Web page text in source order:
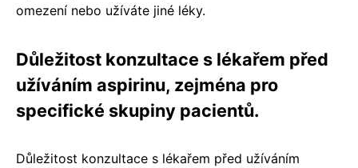
omezení nebo užíváte jiné léky.
Důležitost konzultace s lékařem před
užíváním aspirinu, zejména pro
specifické skupiny pacientů.
Důležitost konzultace s lékařem před užíváním